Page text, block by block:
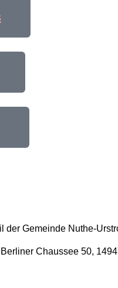
der Gemeinde Nuthe-
Chaussee 50,